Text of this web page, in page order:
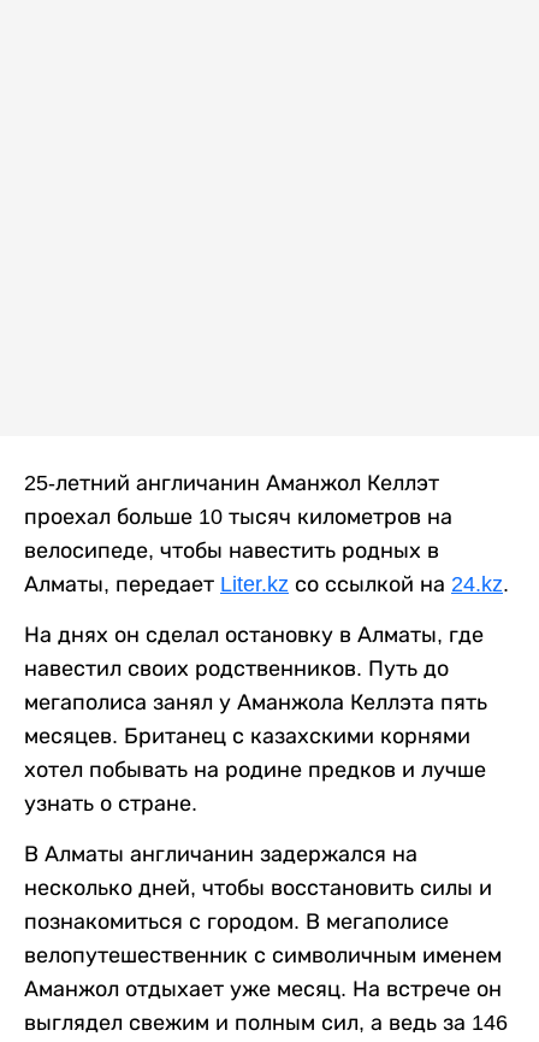
25-летний англичанин Аманжол Келлэт
проехал больше 10 тысяч километров на
велосипеде, чтобы навестить родных в
Алматы, передает Liter.kz со ссылкой на 24.kz.
На днях он сделал остановку в Алматы, где
навестил своих родственников. Путь до
мегаполиса занял у Аманжола Келлэта пять
месяцев. Британец с казахскими корнями
хотел побывать на родине предков и лучше
узнать о стране.
В Алматы англичанин задержался на
несколько дней, чтобы восстановить силы и
познакомиться с городом. В мегаполисе
велопутешественник с символичным именем
Аманжол отдыхает уже месяц. На встрече он
выглядел свежим и полным сил, а ведь за 146